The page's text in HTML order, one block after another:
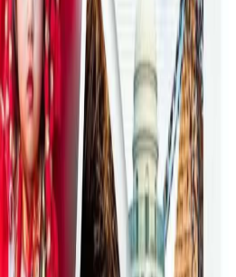
टोलीका लागि
युवा
पाँचौं संस्करणमा कृष्ण कार्की